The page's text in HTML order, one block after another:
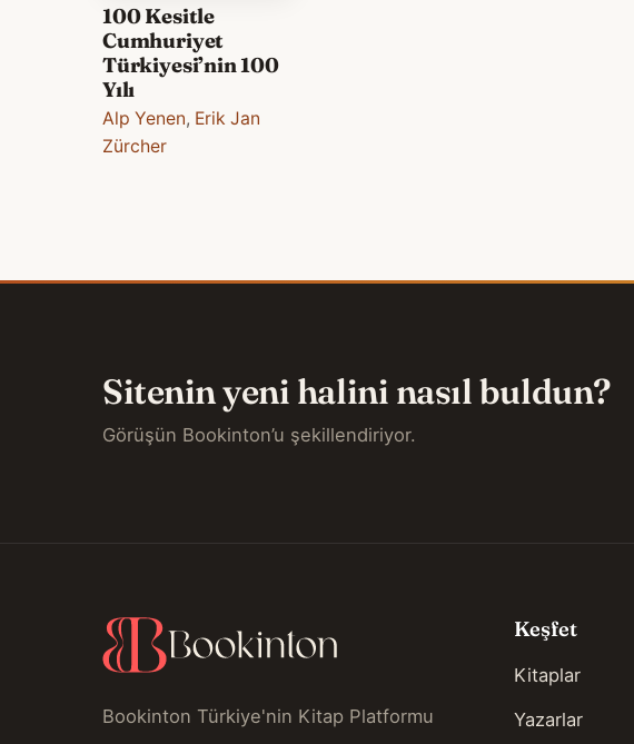
100 Kesitle
Cumhuriyet
Türkiyesi’nin 100
Yılı
Alp Yenen, Erik Jan
Zürcher
Sitenin yeni halini nasıl buldun?
Görüşün Bookinton’u şekillendiriyor.
Bookinton Türkiye'nin Kitap Platformu
Keşfet
Kitaplar
Yazarlar